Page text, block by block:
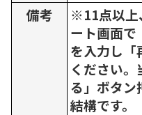
備考
※11点以上
ート画面で
を入力し「
ください
る」ボタン
結構です。